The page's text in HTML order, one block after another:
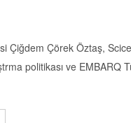
Çiğdem Çörek Öztaş,
politikası ve EMBARQ